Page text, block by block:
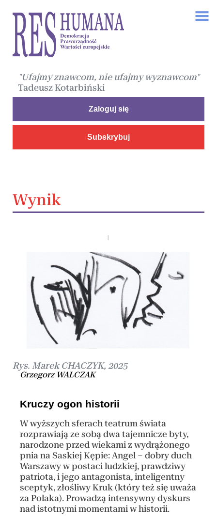
"Ufajmy znawcom, nie ufajmy wyznawcom"
Tadeusz Kotarbiński
Zaloguj się
Subskrybuj
Wynik
Rys. Marek CHACZYK, 2025
Grzegorz WALCZAK
Kruczy ogon historii
W wyższych sferach teatrum świata
rozprawiają ze sobą dwa tajemnicze byty,
narodzone przed wiekami z wydrążonego
pnia na Saskiej Kępie: Angel – dobry duch
Warszawy w postaci ludzkiej, prawdziwy
patriota, i jego antagonista, inteligentny
sceptyk, złośliwy Kruk (który też się uważa
za Polaka). Prowadzą intensywny dyskurs
nad istotnymi momentami w historii.